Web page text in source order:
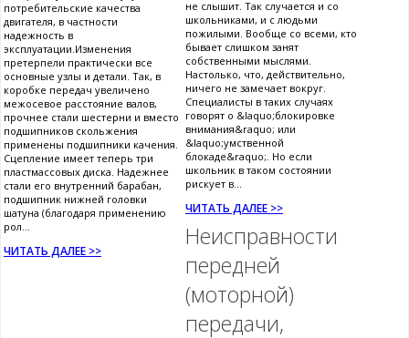
потребительские качества
двигателя, в частности
надежность в
эксплуатации.Изменения
претерпели практически все
основные узлы и детали. Так, в
коробке передач увеличено
межосевое расстояние валов,
прочнее стали шестерни и вместо
подшипников скольжения
применены подшипники качения.
Сцепление имеет теперь три
пластмассовых диска. Надежнее
стали его внутренний барабан,
подшипник нижней головки
шатуна (благодаря применению
рол...
ЧИТАТЬ ДАЛЕЕ >>
не слышит. Так случается и со
школьниками, и с людьми
пожилыми. Вообще со всеми, кто
бывает слишком занят
собственными мыслями.
Настолько, что, действительно,
ничего не замечает вокруг.
Специалисты в таких случаях
говорят о &laquo;блокировке
внимания&raquo; или
&laquo;умственной
блокаде&raquo;. Но если
школьник в таком состоянии
рискует в...
ЧИТАТЬ ДАЛЕЕ >>
Неисправности
передней
(моторной)
передачи,